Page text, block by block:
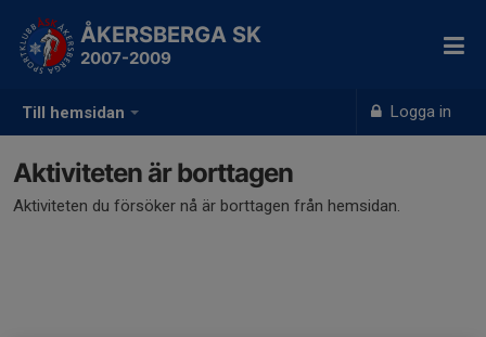
Till hemsidan Logga in
ÅKERSBERGA SK
2007-2009
Aktiviteten är borttagen
Aktiviteten du försöker nå är borttagen från hemsidan.